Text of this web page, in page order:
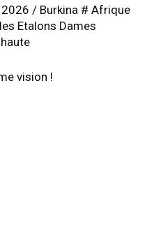
2026 / Burkina # Afrique
Etalons Dames
vision !